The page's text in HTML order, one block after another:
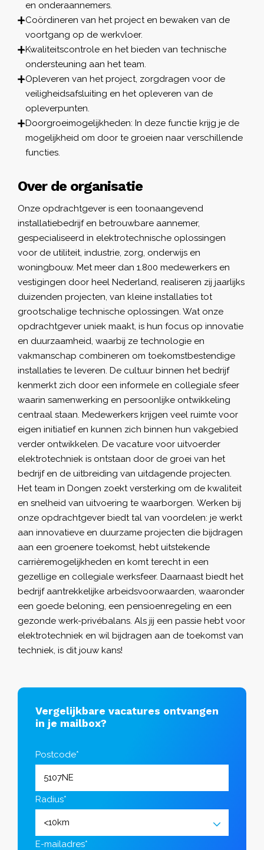
en onderaannemers.
Coördineren van het project en bewaken van de
voortgang op de werkvloer.
Kwaliteitscontrole en het bieden van technische
ondersteuning aan het team.
Opleveren van het project, zorgdragen voor de
veiligheidsafsluiting en het opleveren van de
opleverpunten.
Doorgroeimogelijkheden: In deze functie krijg je de
mogelijkheid om door te groeien naar verschillende
functies.
Over de organisatie
Onze opdrachtgever is een toonaangevend
installatiebedrijf en betrouwbare aannemer,
gespecialiseerd in elektrotechnische oplossingen
voor de utiliteit, industrie, zorg, onderwijs en
woningbouw. Met meer dan 1.800 medewerkers en
vestigingen door heel Nederland, realiseren zij jaarlijks
duizenden projecten, van kleine installaties tot
grootschalige technische oplossingen. Wat onze
opdrachtgever uniek maakt, is hun focus op innovatie
en duurzaamheid, waarbij ze technologie en
vakmanschap combineren om toekomstbestendige
installaties te leveren. De cultuur binnen het bedrijf
kenmerkt zich door een informele en collegiale sfeer
waarin samenwerking en persoonlijke ontwikkeling
centraal staan. Medewerkers krijgen veel ruimte voor
eigen initiatief en kunnen zich binnen hun vakgebied
verder ontwikkelen. De vacature voor uitvoerder
elektrotechniek is ontstaan door de groei van het
bedrijf en de uitbreiding van uitdagende projecten.
Het team in Dongen zoekt versterking om de kwaliteit
en snelheid van uitvoering te waarborgen. Werken bij
onze opdrachtgever biedt tal van voordelen: je werkt
aan innovatieve en duurzame projecten die bijdragen
aan een groenere toekomst, hebt uitstekende
carrièremogelijkheden en komt terecht in een
gezellige en collegiale werksfeer. Daarnaast biedt het
bedrijf aantrekkelijke arbeidsvoorwaarden, waaronder
een goede beloning, een pensioenregeling en een
gezonde werk-privébalans. Als jij een passie hebt voor
elektrotechniek en wil bijdragen aan de toekomst van
techniek, is dit jouw kans!
Vergelijkbare vacatures ontvangen
in je mailbox?
Postcode*
Radius*
E-mailadres*